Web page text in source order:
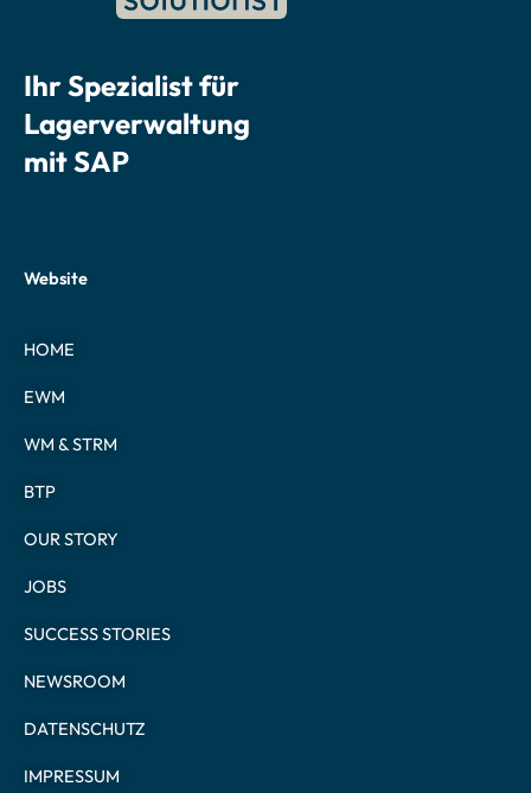
Ihr Spezialist für
Lagerverwaltung
mit SAP
Website
HOME
EWM
WM & STRM
BTP
OUR STORY
JOBS
SUCCESS STORIES
NEWSROOM
DATENSCHUTZ
IMPRESSUM